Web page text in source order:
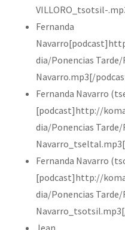
VILLORO_tsotsil-
Fernanda
dia/Ponencias Tarde/
Navarro.mp3[/
Fernanda Navarro
[podcast]http://
dia/Ponencias Tarde/
Fernanda Navarro
[podcast]http://
dia/Ponencias Tarde/